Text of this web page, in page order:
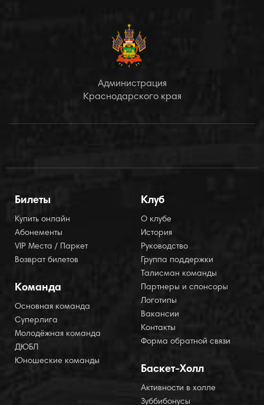
Администрация
Краснодарского края
Билеты
Купить онлайн
Абонементы
VIP Места / Паркет
Возврат билетов
Команда
Основная команда
Суперлига
Молодёжная команда
ДЮБЛ
Юношеские команды
Клуб
О клубе
История
Руководство
Группа поддержки
Талисман команды
Партнеры и спонсоры
Логотипы
Вакансии
Контакты
Форма обратной связи
Баскет-Холл
Активности в холле
Зуббибонусы